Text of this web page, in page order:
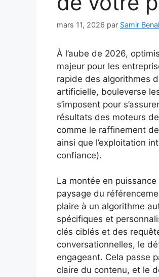
mars 11, 2026 par Samir
À l’aube de 2026,
majeur pour les
rapide des algorithmes
artificielle, bouleverse
s’imposent pour
résultats des moteurs
comme le raffinement
ainsi que l’exploitation
confiance).
La montée en
paysage du
plaire à un algorithme
spécifiques et
clés ciblés et des
conversationnelles, le
engageant. Cela passe
claire du contenu, et le